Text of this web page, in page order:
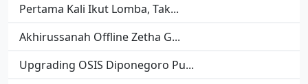
Pertama Kali Ikut Lomba, Tak...
Akhirussanah Offline Zetha G...
Upgrading OSIS Diponegoro Pu...